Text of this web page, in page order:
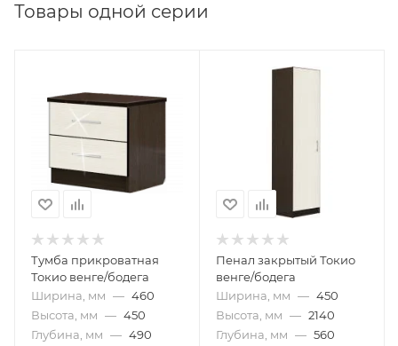
Товары одной серии
Тумба прикроватная
Токио венге/бодега
Ширина, мм — 460
Высота, мм — 450
Глубина, мм — 490
Пенал закрытый Токио
венге/бодега
Ширина, мм — 450
Высота, мм — 2140
Глубина, мм — 560